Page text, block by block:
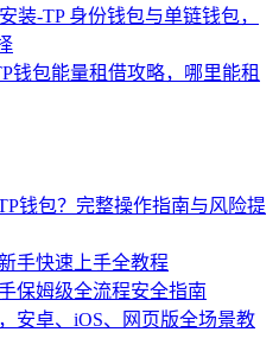
装-TP 身份钱包与单链钱包，
钱包能量租借攻略，哪里能租
钱包？完整操作指南与风险提
手快速上手全教程
保姆级全流程安全指南
安卓、iOS、网页版全场景教